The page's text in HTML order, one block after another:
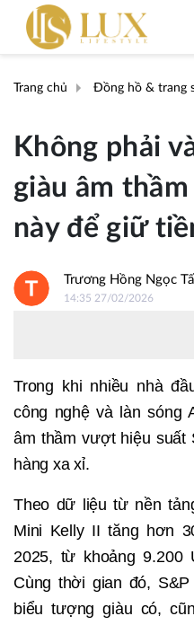
Trang chủ Đồng hồ & trang
Không phải
giàu âm
này để giữ
Trương Hồng Ngọc
14:35 27/02/2026
Trong khi nhiều nhà
công nghệ và làn sóng
âm thầm vượt hiệu suất
hàng xa xỉ.
Theo dữ liệu từ nền
Mini Kelly II tăng hơn
2025, từ khoảng 9.200
Cùng thời gian đó,
biểu tượng giàu có,